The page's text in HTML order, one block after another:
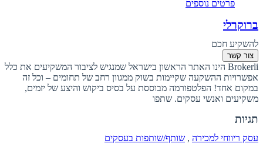
פרטים נוספים
ברוקרלי
להשקיע חכם
צור קשר
Brokerli הינו האתר הראשון בישראל שמנגיש לציבור המשקיעים את כלל
אפשרויות ההשקעה שקיימות בשוק ממגוון רחב של תחומים – וכל זה
במקום אחד! הפלטפורמה מבוססת על בסיס ביקוש והיצע של יזמים,
משקיעים ואנשי עסקים. שתפו
תגיות
עסק ריווחי למכירה , שותף/שותפות בעסקים